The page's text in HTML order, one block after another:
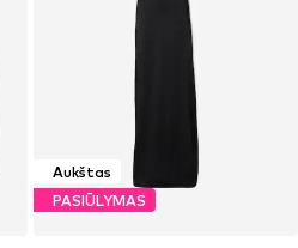
Aukštas
PASIŪLYMAS